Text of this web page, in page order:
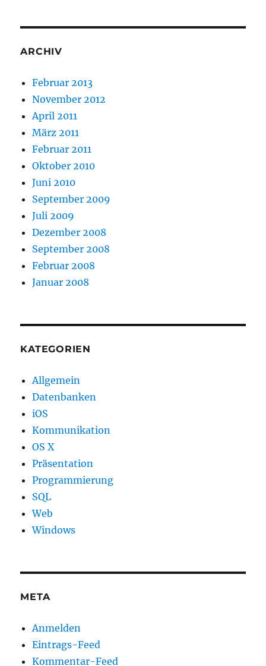
ARCHIV
Februar 2013
November 2012
April 2011
März 2011
Februar 2011
Oktober 2010
Juni 2010
September 2009
Juli 2009
Dezember 2008
September 2008
Februar 2008
Januar 2008
KATEGORIEN
Allgemein
Datenbanken
iOS
Kommunikation
OS X
Präsentation
Programmierung
SQL
Web
Windows
META
Anmelden
Eintrags-Feed
Kommentar-Feed